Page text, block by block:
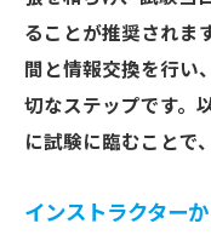
ることが推奨されま
間と情報交換を行い
切なステップです。
に試験に臨むことで
インストラクター